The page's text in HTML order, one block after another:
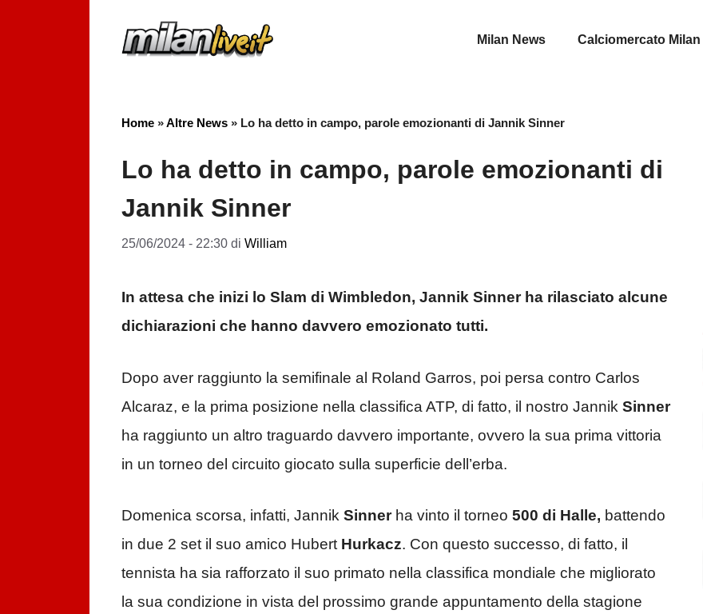
Milan News Calciomercato Milan
Home »Altre News » Lo ha detto in campo, parole emozionanti di Jannik Sinner
Lo ha detto in campo, parole emozionanti di
Jannik Sinner
25/06/2024 - 22:30 di William
In attesa che inizi lo Slam di Wimbledon, Jannik Sinner ha rilasciato alcune
dichiarazioni che hanno davvero emozionato tutti.
Dopo aver raggiunto la semifinale al Roland Garros, poi persa contro Carlos
Alcaraz, e la prima posizione nella classifica ATP, di fatto, il nostro Jannik Sinner
ha raggiunto un altro traguardo davvero importante, ovvero la sua prima vittoria
in un torneo del circuito giocato sulla superficie dell’erba.
Domenica scorsa, infatti, Jannik Sinnerha vinto il torneo 500 di Halle, battendo
in due 2 set il suo amico Hubert Hurkacz. Con questo successo, di fatto, il
tennista ha sia rafforzato il suo primato nella classifica mondiale che migliorato
la sua condizione in vista del prossimo grande appuntamento della stagione